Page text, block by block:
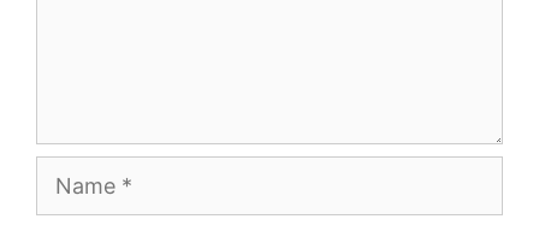
Name